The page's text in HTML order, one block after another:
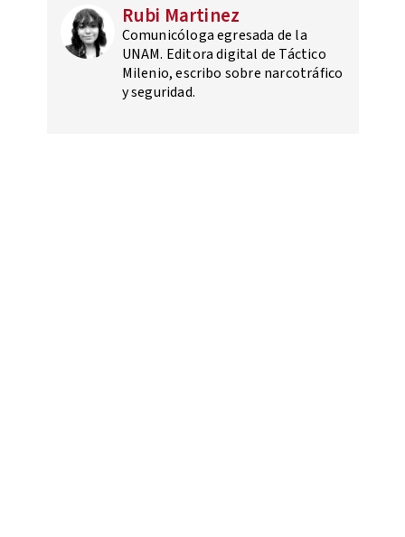
Rubi Martinez
Comunicóloga egresada de la
UNAM. Editora digital de Táctico
Milenio, escribo sobre narcotráfico
y seguridad.